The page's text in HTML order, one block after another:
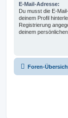
E-Mail-Adresse:
Du musst die E-
deinem Profil
Registrierung
deinem
Foren-